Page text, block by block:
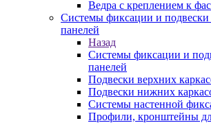
Ведра с креплением к
Системы фиксации и подвески
панелей
Назад
Системы фиксации и
панелей
Подвески верхних
Подвески нижних
Системы настенной
Профили, кронштейны